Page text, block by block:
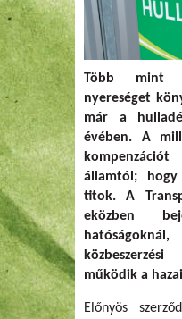
Több mint
nyereséget
már a
évében. A
államtól;
titok. A
eközben
működik a
Előnyös